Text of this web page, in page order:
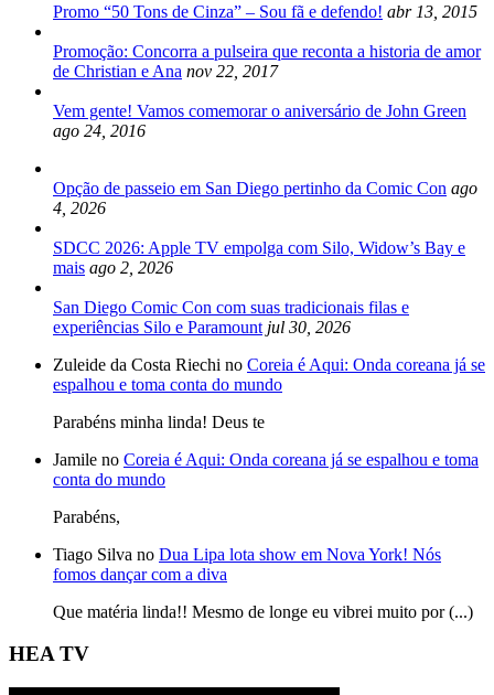
Promo “50 Tons de Cinza” – Sou fã e defendo! abr 13, 2015
Promoção: Concorra a pulseira que reconta a historia de amor
de Christian e Ana nov 22, 2017
Vem gente! Vamos comemorar o aniversário de John Green
ago 24, 2016
Opção de passeio em San Diego pertinho da Comic Con ago
4, 2026
SDCC 2026: Apple TV empolga com Silo, Widow’s Bay e
mais ago 2, 2026
San Diego Comic Con com suas tradicionais filas e
experiências Silo e Paramount jul 30, 2026
Zuleide da Costa Riechi no Coreia é Aqui: Onda coreana já se
espalhou e toma conta do mundo
Parabéns minha linda! Deus te
Jamile no Coreia é Aqui: Onda coreana já se espalhou e toma
conta do mundo
Parabéns,
Tiago Silva no Dua Lipa lota show em Nova York! Nós
fomos dançar com a diva
Que matéria linda!! Mesmo de longe eu vibrei muito por (...)
HEA TV